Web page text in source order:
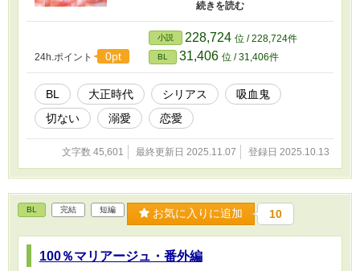
⋱✮⋰ いつかの大正時代。 裕福な家に生まれ育
き街外れの洋館で、美しい少年に出会う。 瑠璃
（るり）と名乗る少年は、最近転入してきた月
読雨藍（つくよみ・うらん）の弟だった。 瑠璃
に惹かれる迅だが、月読はよく思っていないよ
うで・・・。 ♱⋰ ⋱✮⋰ ⋱♱⋰ ⋱✮⋰
24h.ポイント 0pt
小説 228,724 位 / 228,724件
BL 31,406 位 / 31,406件
BL 大正時代 シリアス
吸血鬼
切ない
溺愛 恋愛
文字数 45,601 最終更新日 2025.11.07 登録日 2025.10.13
BL 完結 短編 お気に入りに追加 10
100％マリアージュ・番外編